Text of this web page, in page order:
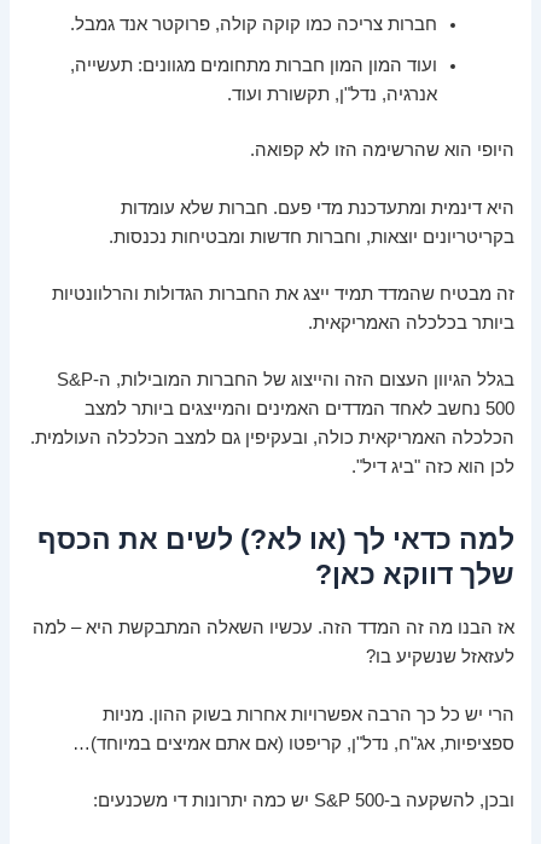
חברות צריכה כמו קוקה קולה, פרוקטר אנד גמבל.
ועוד המון המון חברות מתחומים מגוונים: תעשייה,
אנרגיה, נדל"ן, תקשורת ועוד.
היופי הוא שהרשימה הזו לא קפואה.
היא דינמית ומתעדכנת מדי פעם. חברות שלא עומדות
בקריטריונים יוצאות, וחברות חדשות ומבטיחות נכנסות.
זה מבטיח שהמדד תמיד ייצג את החברות הגדולות והרלוונטיות
ביותר בכלכלה האמריקאית.
בגלל הגיוון העצום הזה והייצוג של החברות המובילות, ה-S&P
500 נחשב לאחד המדדים האמינים והמייצגים ביותר למצב
הכלכלה האמריקאית כולה, ובעקיפין גם למצב הכלכלה העולמית.
לכן הוא כזה "ביג דיל".
למה כדאי לך (או לא?) לשים את הכסף
שלך דווקא כאן?
אז הבנו מה זה המדד הזה. עכשיו השאלה המתבקשת היא – למה
לעזאזל שנשקיע בו?
הרי יש כל כך הרבה אפשרויות אחרות בשוק ההון. מניות
ספציפיות, אג"ח, נדל"ן, קריפטו (אם אתם אמיצים במיוחד)…
ובכן, להשקעה ב-S&P 500 יש כמה יתרונות די משכנעים: